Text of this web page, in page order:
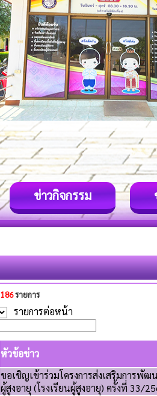
ข่าวกิจกรรม
186รายการ
รายการต่อหน้า
หัวข้อข่าว
ขอเชิญเข้าร่วมโครงการส่งเสริมการ
ผู้สูงอายุ (โรงเรียนผู้สูงอายุ) ครั้งที่ 33/